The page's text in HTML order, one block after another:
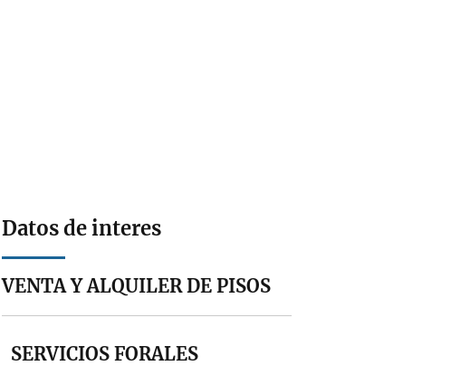
Datos de interes
VENTA Y ALQUILER DE PISOS
SERVICIOS FORALES